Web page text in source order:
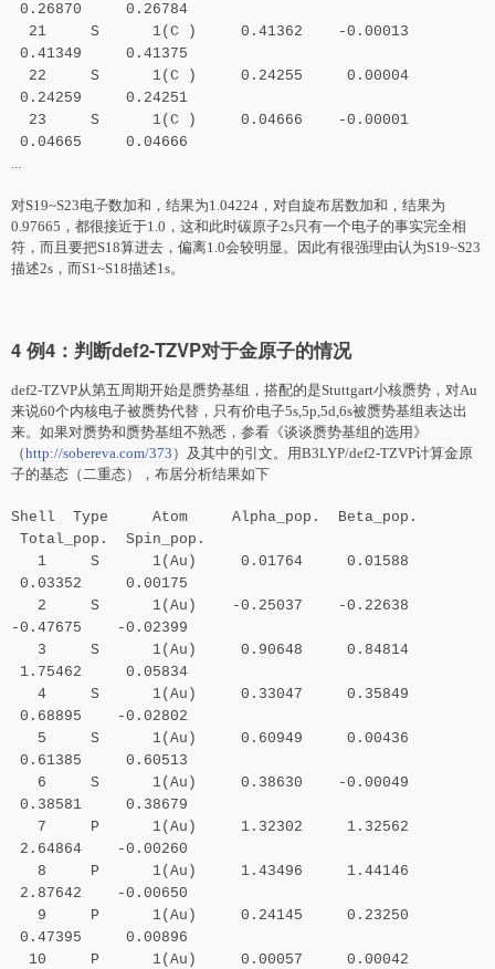
0.26870 0.26784
21 S 1(C ) 0.41362 -0.00013
0.41349 0.41375
22 S 1(C ) 0.24255 0.00004
0.24259 0.24251
23 S 1(C ) 0.04666 -0.00001
0.04665 0.04666
...
对S19~S23电子数加和，结果为1.04224，对自旋布居数加和，结果为
0.97665，都很接近于1.0，这和此时碳原子2s只有一个电子的事实完全相
符，而且要把S18算进去，偏离1.0会较明显。因此有很强理由认为S19~S23
描述2s，而S1~S18描述1s。
4 例4：判断def2-TZVP对于金原子的情况
def2-TZVP从第五周期开始是赝势基组，搭配的是Stuttgart小核赝势，对Au
来说60个内核电子被赝势代替，只有价电子5s,5p,5d,6s被赝势基组表达出
来。如果对赝势和赝势基组不熟悉，参看《谈谈赝势基组的选用》
（http://sobereva.com/373 ）及其中的引文。用B3LYP/def2-TZVP计算金原
子的基态（二重态），布居分析结果如下
Shell Type Atom Alpha_pop. Beta_pop.
Total_pop. Spin_pop.
1 S 1(Au) 0.01764 0.01588
0.03352 0.00175
2 S 1(Au) -0.25037 -0.22638
-0.47675 -0.02399
3 S 1(Au) 0.90648 0.84814
1.75462 0.05834
4 S 1(Au) 0.33047 0.35849
0.68895 -0.02802
5 S 1(Au) 0.60949 0.00436
0.61385 0.60513
6 S 1(Au) 0.38630 -0.00049
0.38581 0.38679
7 P 1(Au) 1.32302 1.32562
2.64864 -0.00260
8 P 1(Au) 1.43496 1.44146
2.87642 -0.00650
9 P 1(Au) 0.24145 0.23250
0.47395 0.00896
10 P 1(Au) 0.00057 0.00042